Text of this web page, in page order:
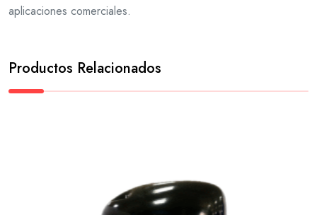
aplicaciones comerciales.
Productos Relacionados